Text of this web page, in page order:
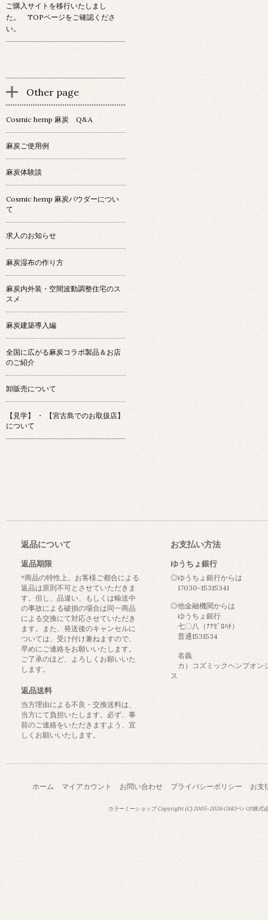
ご購入サイトを移行いたしまし
た。 TOPページをご確認くださ
い。
Other page
Cosmic hemp 麻炭 Q&A
麻炭ご使用例
麻炭体験談
Cosmic hemp 麻炭パウダーについ
て
求人のお知らせ
麻炭湿布の作り方
麻炭内外装・空間波動調整住宅のス
スメ
麻炭建築導入編
全国に広がる麻炭コラボ製品＆お店
のご紹介
卸販売について
【見学】 ・ 【宮古島でのお取扱店】
について
返品について
返品期限
*商品の特性上、お客様ご都合による
返品は原則不可とさせていただきま
す。但し、品違い、もしくは輸送中
の事故による破損の場合は同一商品
による交換にて対応させていただき
ます。また、発送後のキャンセルに
ついては、受け付け兼ねますので、
早めにご連絡をお願いいたします。
ご了承のほど、よろしくお願いいた
します。
返品送料
当方理由による不良・交換送料は、
当方にて負担いたします。必ず、事
前のご連絡をいただきますよう、宜
しくお願いいたします。
お支払い方法
ゆうちょ銀行
◎ゆうちょ銀行からは
17030-15315341
◎他金融機関からは
ゆうちょ銀行
七〇八（ﾅﾅｾﾞﾛﾊﾁ）
普通1531534
名義
カ）コズミックヘンプオン
ス
ホーム マイアカウント お問い合わせ プライバシーポリシー お支
カラーミーショップCopyright (C) 2005-2026GMOペパボ株式